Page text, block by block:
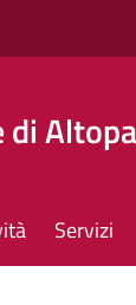
di
Servizi